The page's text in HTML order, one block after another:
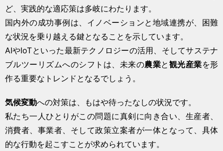
ど、実践的な適応策は多岐にわたります。
国内外の成功事例は、イノベーションと地域連携が、困難
な状況を乗り越える鍵となることを示しています。
AIやIoTといった最新テクノロジーの活用、そしてサステナ
ブルツーリズムへのシフトは、未来の農業と 観光産業を形
作る重要なトレンドとなるでしょう。
気候変動への対策は、もはや待ったなしの状況です。
私たち一人ひとりがこの問題に真剣に向き合い、生産者、
消費者、事業者、そして政策立案者が一体となって、具体
的な行動を起こすことが求められています。